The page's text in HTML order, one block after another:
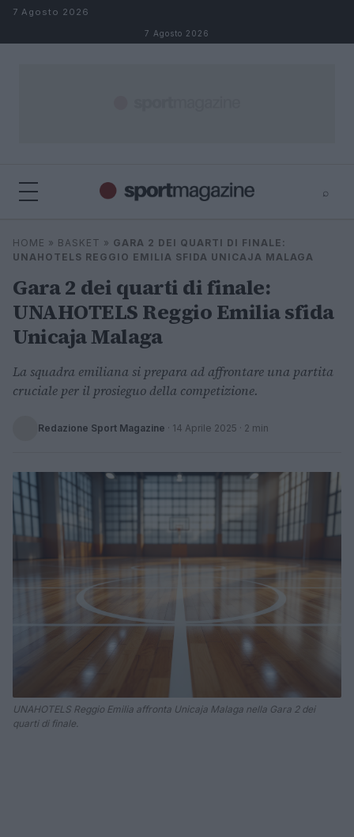
Salta al contenuto
7 Agosto 2026
7 Agosto 2026
⌕
Cerca
HOME » BASKET » GARA 2 DEI QUARTI DI FINALE:
UNAHOTELS REGGIO EMILIA SFIDA UNICAJA MALAGA
Gara 2 dei quarti di finale:
UNAHOTELS Reggio Emilia sfida
Unicaja Malaga
La squadra emiliana si prepara ad affrontare una partita
cruciale per il prosieguo della competizione.
Redazione Sport Magazine · 14 Aprile 2025 · 2 min
UNAHOTELS Reggio Emilia affronta Unicaja Malaga nella Gara 2 dei
quarti di finale.